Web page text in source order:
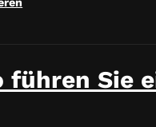
führen Sie